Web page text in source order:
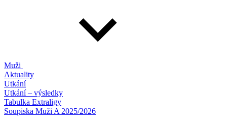
Muži
Aktuality
Utkání
Utkání – výsledky
Tabulka Extraligy
Soupiska Muži A 2025/2026